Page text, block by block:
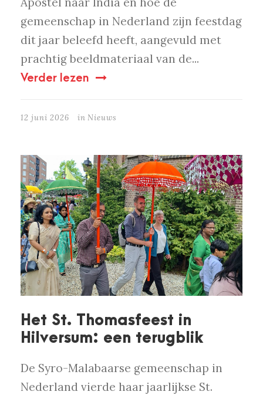
gemeenschap in Nederland zijn feestdag
dit jaar beleefd heeft, aangevuld met
prachtig beeldmateriaal van de...
Verder lezen
12 juni 2026 in Nieuws
Het St. Thomasfeest in
Hilversum: een terugblik
De Syro-Malabaarse gemeenschap in
Nederland vierde haar jaarlijkse St.